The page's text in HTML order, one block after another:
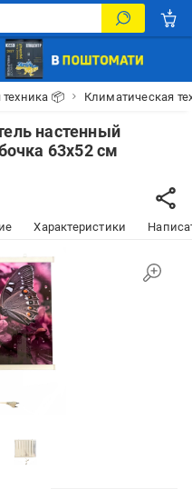
📦 Климатическая
настенный
63х52 см
Характеристики